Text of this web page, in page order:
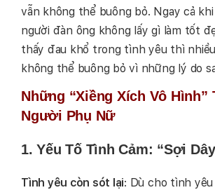
vẫn không thể buông bỏ. Ngay cả
người đàn ông không lấy gì làm tốt
thấy đau khổ trong tình yêu thì
không thể buông bỏ vì những lý do
Những “Xiềng Xích Vô Hình”
Người Phụ Nữ
1. Yếu Tố Tình Cảm: “Sợi
Tình yêu còn sót lại: Dù cho tình